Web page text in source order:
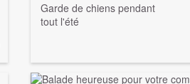
Garde de chiens pendant
tout l'été